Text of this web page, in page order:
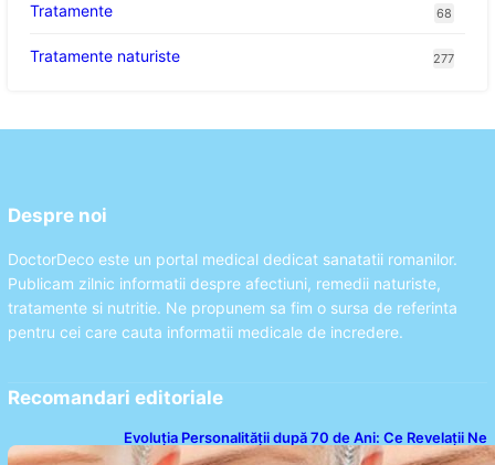
Tratamente 68
Tratamente naturiste 277
Despre noi
DoctorDeco este un portal medical dedicat sanatatii romanilor.
Publicam zilnic informatii despre afectiuni, remedii naturiste,
tratamente si nutritie. Ne propunem sa fim o sursa de referinta
pentru cei care cauta informatii medicale de incredere.
Recomandari editoriale
Evoluția Personalității după 70 de Ani: Ce Revelații Ne
Oferă Studiile Psihologice